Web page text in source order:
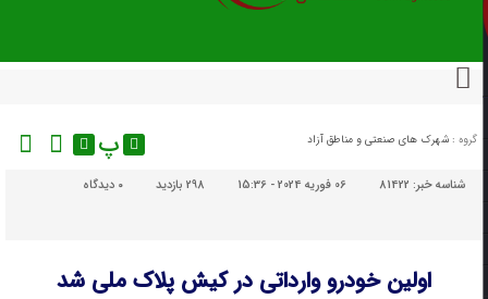
گروه : شهرک های صنعتی و مناطق آزاد پ
شناسه خبر:81422 06 فوریه 2024 - 15:36 298 بازدید دیدگاه
اولین خودرو وارداتی در کیش پلاک ملی شد